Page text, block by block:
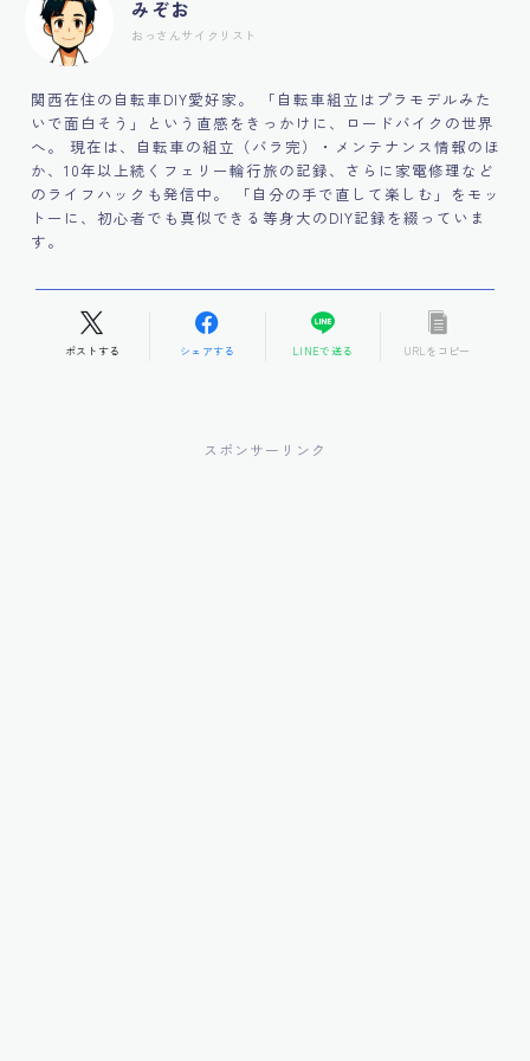
みぞお
おっさんサイクリスト
関西在住の自転車DIY愛好家。 「自転車組立はプラモデルみた
いで面白そう」という直感をきっかけに、ロードバイクの世界
へ。 現在は、自転車の組立（バラ完）・メンテナンス情報のほ
か、10年以上続くフェリー輪行旅の記録、さらに家電修理など
のライフハックも発信中。 「自分の手で直して楽しむ」をモッ
トーに、初心者でも真似できる等身大のDIY記録を綴っていま
す。
ポストする シェアする LINEで送る URLをコピー
スポンサーリンク